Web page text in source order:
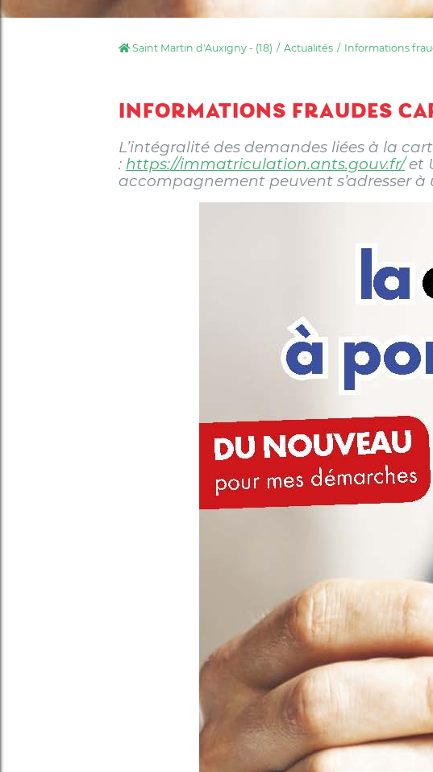
Saint Martin d'Auxigny - (18) Actualités Informations
INFORMATIONS FRAUDES
L’intégralité des demandes liées à la
: https://immatriculation.ants.gouv.fr/et
accompagnement peuvent s’adresser